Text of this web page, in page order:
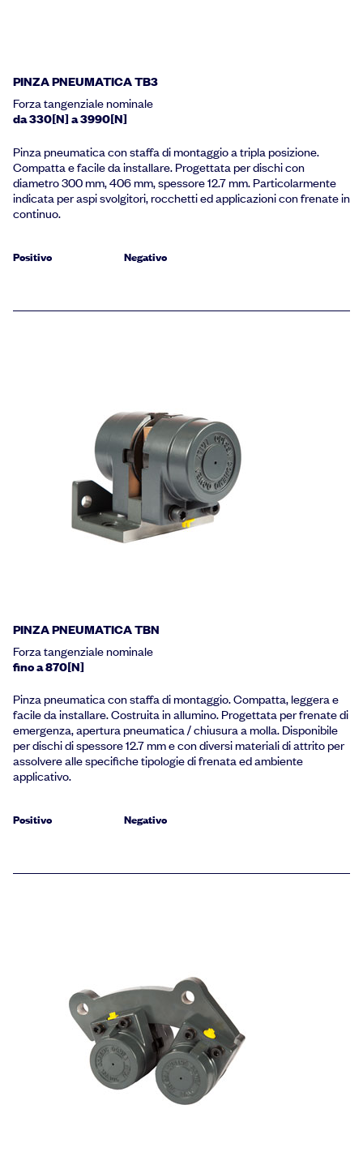
PINZA PNEUMATICA TB3
Forza tangenziale nominale
da 330[N] a 3990[N]
Pinza pneumatica con staffa di montaggio a tripla posizione.
Compatta e facile da installare. Progettata per dischi con
diametro 300 mm, 406 mm, spessore 12.7 mm. Particolarmente
indicata per aspi svolgitori, rocchetti ed applicazioni con frenate in
continuo.
Positivo Negativo
PINZA PNEUMATICA TBN
Forza tangenziale nominale
fino a 870[N]
Pinza pneumatica con staffa di montaggio. Compatta, leggera e
facile da installare. Costruita in allumino. Progettata per frenate di
emergenza, apertura pneumatica / chiusura a molla. Disponibile
per dischi di spessore 12.7 mm e con diversi materiali di attrito per
assolvere alle specifiche tipologie di frenata ed ambiente
applicativo.
Positivo Negativo